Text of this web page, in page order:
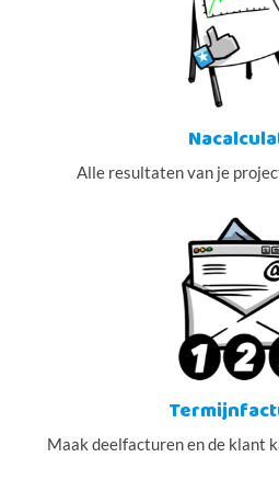
Alle resultaten van je
Maak deelfacturen en de klant